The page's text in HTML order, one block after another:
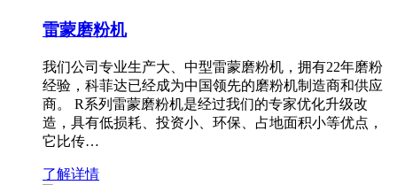
雷蒙磨粉机
我们公司专业生产大、中型雷蒙磨粉机，拥有22年磨粉
经验，科菲达已经成为中国领先的磨粉机制造商和供应
商。 R系列雷蒙磨粉机是经过我们的专家优化升级改
造，具有低损耗、投资小、环保、占地面积小等优点，
它比传…
了解详情